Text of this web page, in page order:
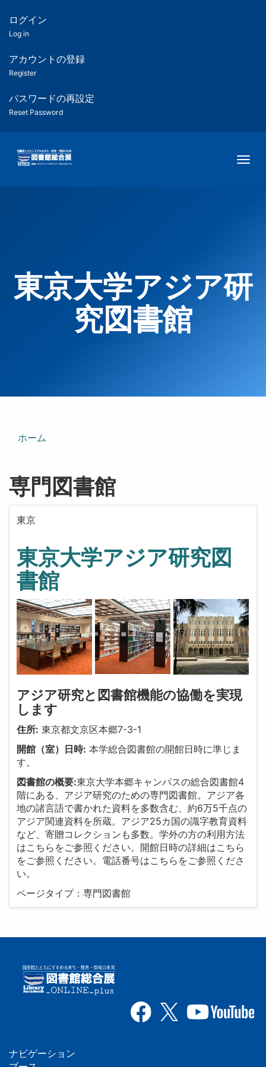
ツ
匿
名
ユ
ー
ー
用
メ
ー
ログイン
Log in
アカウントの登録
Register
パスワードの再設定
Reset Password
東京大学アジア研
究図書館
ホーム
専門図書館
東京
東京大学アジア研究図
書館
アジア研究と図書館機能の協働を実現
します
住所: 東京都文京区本郷7-3-1
開館（室）日時: 本学総合図書館の開館日時に準じま
す。
図書館の概要:東京大学本郷キャンパスの総合図書館4
階にある、アジア研究のための専門図書館。アジア各
地の諸言語で書かれた資料を多数含む、約6万5千点の
アジア関連資料を所蔵。アジア25カ国の識字教育資料
など、寄贈コレクションも多数。学外の方の利用方法
はこちらをご参照ください。開館日時の詳細はこちら
をご参照ください。電話番号はこちらをご参照くださ
い。
ページタイプ：専門図書館
ナビゲーション